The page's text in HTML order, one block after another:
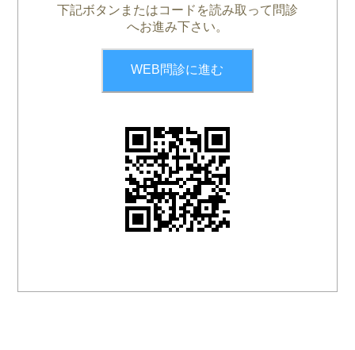
下記ボタンまたはコードを読み取って問診
へお進み下さい。
WEB問診に進む